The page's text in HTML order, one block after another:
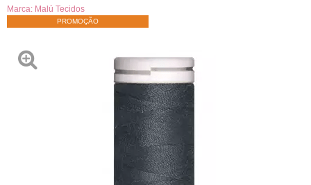
Marca: Malú Tecidos
PROMOÇÃO